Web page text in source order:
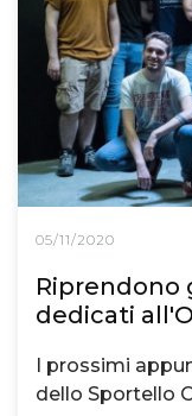
05/11/2020
dedicati
I prossimi
dello Sportello